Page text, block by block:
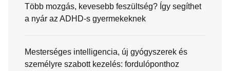
Több mozgás, kevesebb feszültség? Így segíthet
a nyár az ADHD-s gyermekeknek
Mesterséges intelligencia, új gyógyszerek és
személyre szabott kezelés: fordulóponthoz